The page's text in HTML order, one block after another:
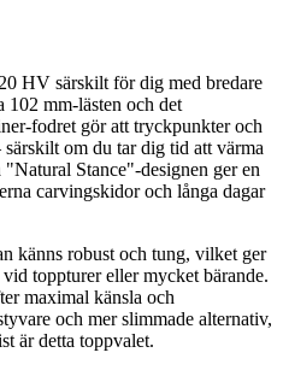
HV särskilt för dig med bredare
102 mm-lästen och det
fodret gör att tryckpunkter och
om du tar dig tid att värma
Stance"-designen ger en
carvingskidor och långa dagar
känns robust och tung, vilket ger
toppturer eller mycket bärande.
maximal känsla och
och mer slimmade alternativ,
är detta toppvalet.